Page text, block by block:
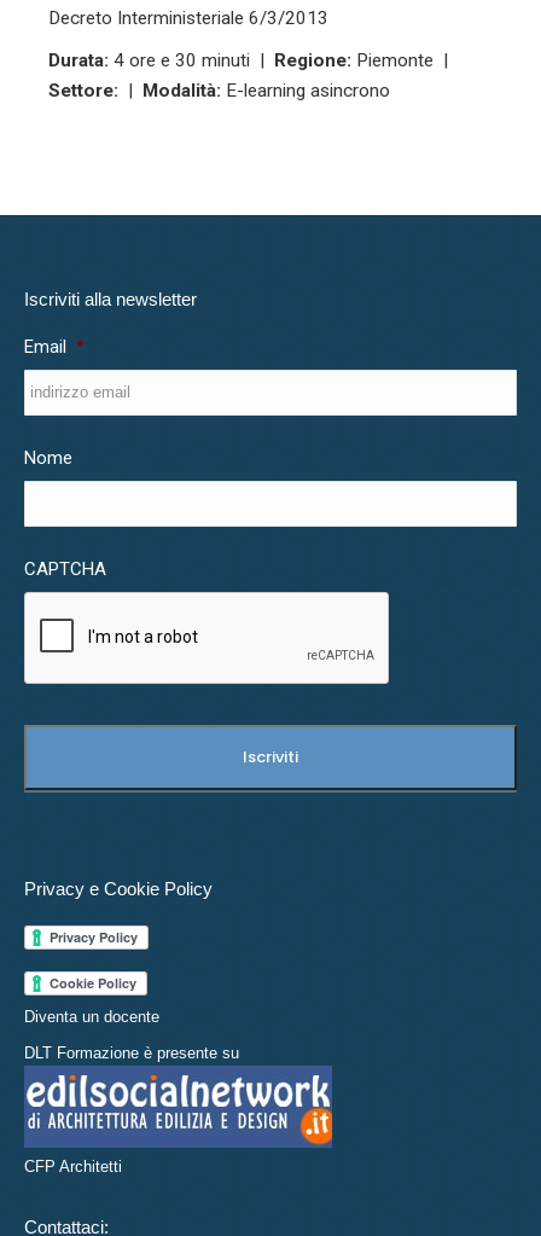
Decreto Interministeriale 6/3/2013
Durata: 4 ore e 30 minuti | Regione: Piemonte |
Settore: | Modalità: E-learning asincrono
Iscriviti alla newsletter
Email *
Nome
CAPTCHA
Privacy e Cookie Policy
Diventa un docente
DLT Formazione è presente su
CFP Architetti
Contattaci: